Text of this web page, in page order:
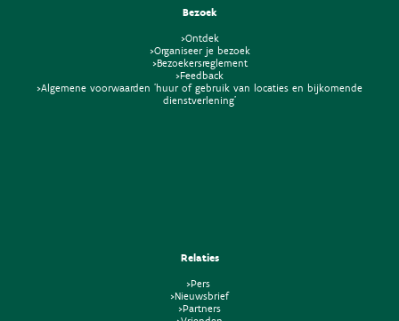
Bezoek
>Ontdek
>Organiseer je bezoek
>Bezoekersreglement
>Feedback
>Algemene voorwaarden 'huur of gebruik van locaties en bijkomende
dienstverlening'
Relaties
>Pers
>Nieuwsbrief
>Partners